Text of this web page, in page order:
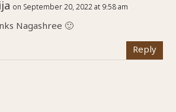
on September 20, 2022 at 9:58 am
Nagashree 🙂
Reply